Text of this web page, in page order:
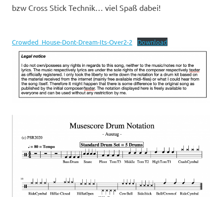
bzw Cross Stick Technik… viel Spaß dabei!
Crowded_House-Dont-Dream-Its-Over2-2 Download